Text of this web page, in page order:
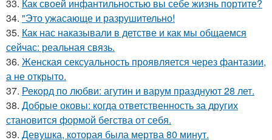
33. Как своей инфантильностью вы себе жизнь портите?
34. "Это ужасающе и разрушительно!
35. Как нас наказывали в детстве и как мы общаемся
сейчас: реальная связь.
36. Женская сексуальность проявляется через фантазии,
а не открыто.
37. Рекорд по любви: агутин и варум празднуют 28 лет.
38. Добрые оковы: когда ответственность за других
становится формой бегства от себя.
39. Девушка, которая была мертва 80 минут.